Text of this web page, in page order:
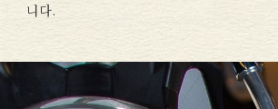
니다.